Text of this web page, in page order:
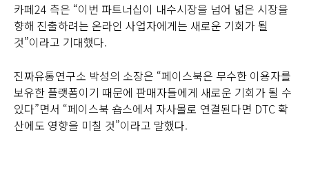
카페24 측은 “이번 파트너십이 내수시장을 넘어 넓은 시장을
향해 진출하려는 온라인 사업자에게는 새로운 기회가 될
것”이라고 기대했다.
진짜유통연구소 박성의 소장은 “페이스북은 무수한 이용자를
보유한 플랫폼이기 때문에 판매자들에게 새로운 기회가 될 수
있다”면서 “페이스북 숍스에서 자사몰로 연결된다면 DTC 확
산에도 영향을 미칠 것”이라고 말했다.